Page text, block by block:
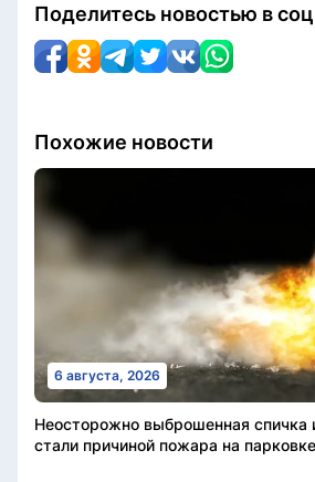
Поделитесь новостью в
Похожие новости
6 августа, 2026
Неосторожно выброшенная спичка
стали причиной пожара на